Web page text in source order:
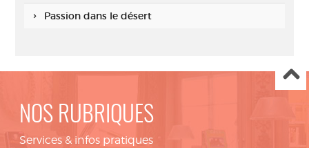
Passion dans le désert
NOS RUBRIQUES
Services & infos pratiques